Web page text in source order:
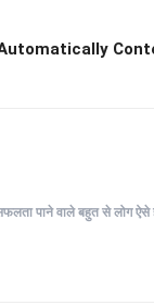
पाने वाले बहुत से लोग ऐसे